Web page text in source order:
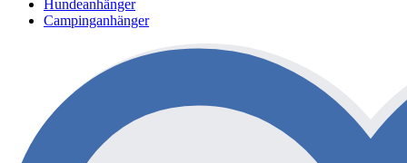
Hundeanhänger
Campinganhänger